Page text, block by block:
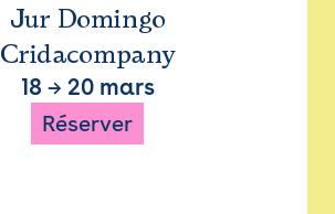
Jur Domingo
Cridacompany
18 → 20 mars
Réserver